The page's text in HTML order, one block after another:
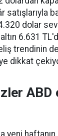
satışlarıyla
dolar
6.631
trendinin
dikkat
ABD
yeni